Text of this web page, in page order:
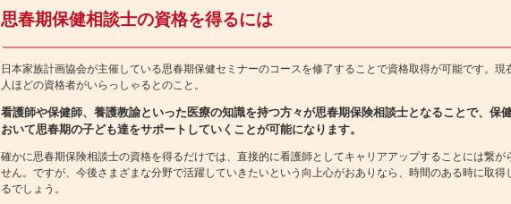
思春期保健相談士の資格を得るには
日本家族計画協会が主催している思春期保健セミナーのコースを修了することで資格取得が可能です。現
人ほどの資格者がいらっしゃるとのこと。
看護師や保健師、養護教諭といった医療の知識を持つ方々が思春期保険相談士となることで、保
おいて思春期の子ども達をサポートしていくことが可能になります。
確かに思春期保険相談士の資格を得るだけでは、直接的に看護師としてキャリアアップすることには繋が
せん。ですが、今後さまざまな分野で活躍していきたいという向上心がおありなら、時間のある時に取得
るでしょう。